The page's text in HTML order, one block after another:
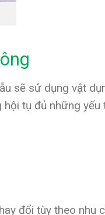
sẽ sử dụng vật
tụ đủ những yếu
đổi tùy theo nhu